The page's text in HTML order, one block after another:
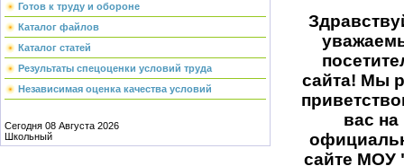
Готов к труду и обороне
Каталог файлов
Каталог статей
Результаты спецоценки условий труда
Независимая оценка качества условий
Сегодня 08 Августа 2026
Школьный
сайта! Мы
вас на
сайте